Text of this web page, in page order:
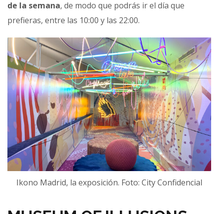
de la semana, de modo que podrás ir el día que
prefieras, entre las 10:00 y las 22:00.
Ikono Madrid, la exposición. Foto: City Confidencial